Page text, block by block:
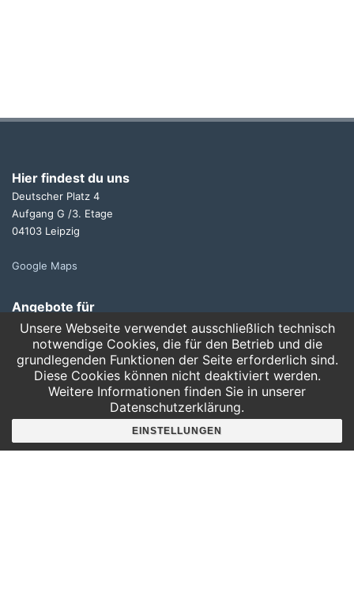
Hier findest du uns
Deutscher Platz 4
Aufgang G /3. Etage
04103 Leipzig
Google Maps
Angebote für
Kindergärten
Grundschulen
Oberschule und Gymnasium
Sonderpädagogik
Telefon:
Service
Unsere Webseite verwendet ausschließlich technisch
notwendige Cookies, die für den Betrieb und die
grundlegenden Funktionen der Seite erforderlich sind.
Diese Cookies können nicht deaktiviert werden.
Weitere Informationen finden Sie in unserer
Datenschutzerklärung.
EINSTELLUNGEN